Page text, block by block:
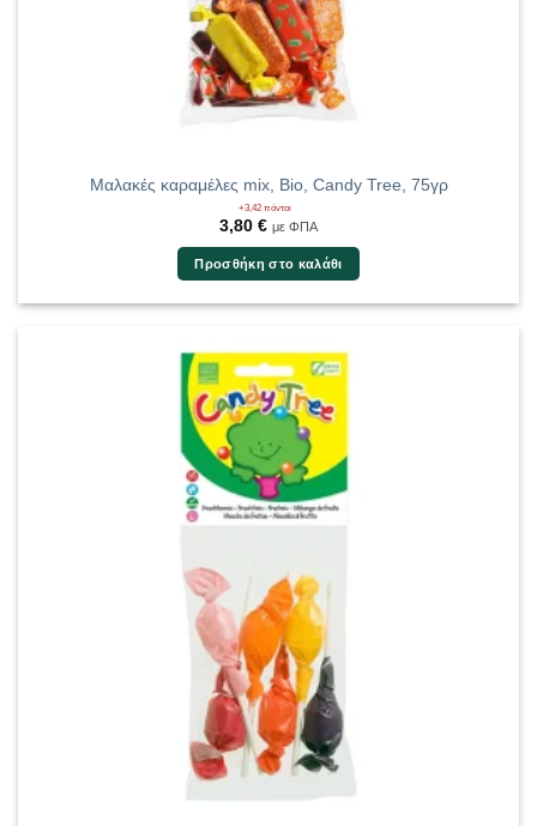
Μαλακές καραμέλες mix, Bio, Candy Tree, 75γρ
+3,42 πόντοι
3,80 € με ΦΠΑ
Προσθήκη στο καλάθι